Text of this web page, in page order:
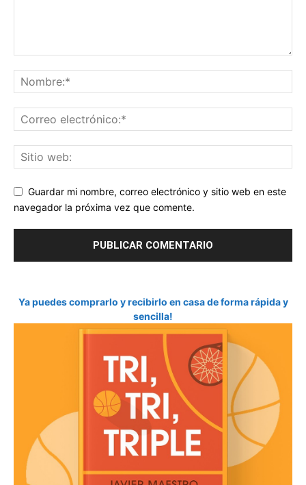
Guardar mi nombre, correo electrónico y sitio web en este
navegador la próxima vez que comente.
Ya puedes comprarlo y recibirlo en casa de forma rápida y
sencilla!